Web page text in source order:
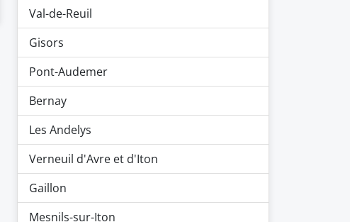
Val-de-Reuil
Gisors
Pont-Audemer
Bernay
Les Andelys
Verneuil d'Avre et d'Iton
Gaillon
Mesnils-sur-Iton